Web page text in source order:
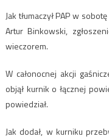
Jak tłumaczył PAP w
Artur Binkowski,
wieczorem.
W całonocnej akcji
objął kurnik o łącznej
powiedział.
Jak dodał, w kurniku